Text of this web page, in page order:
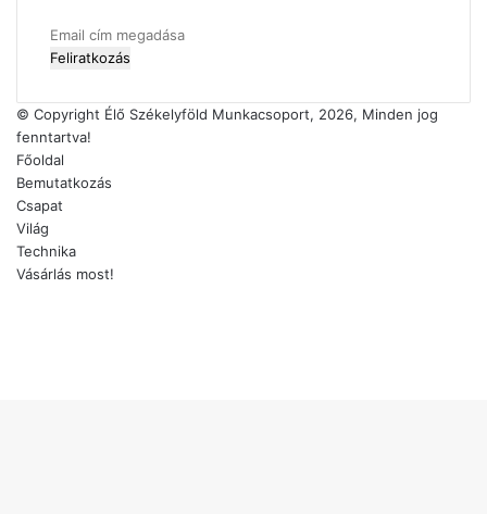
Email
cím
© Copyright Élő Székelyföld Munkacsoport, 2026, Minden jog
fenntartva!
Főoldal
Bemutatkozás
Csapat
Világ
Technika
Vásárlás most!